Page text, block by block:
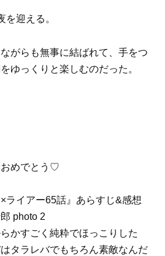
を迎える。
がらも無事に結ばれて、手をつ
ゆっくりと楽しむのだった。
おめでとう♡
かすごく純粋でほっこりした
タラレバでもちろん素敵なんだ